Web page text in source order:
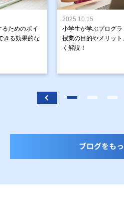
ためのポイ
きる効果的な
2025.10.15
小学生が学ぶプログラ
授業の目的やメリット
く解説！
ブログをも